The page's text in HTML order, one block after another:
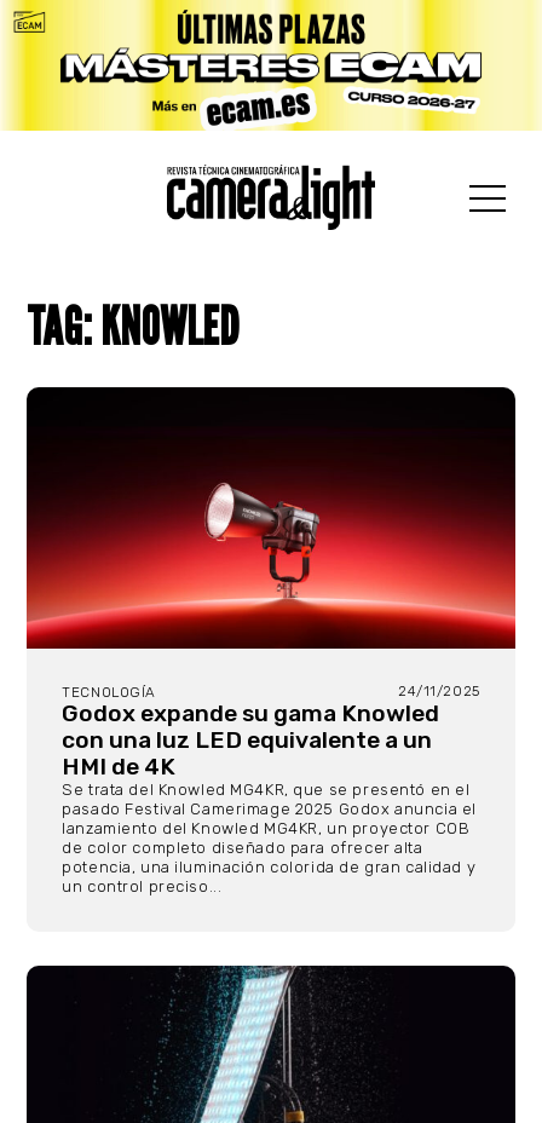
TAG: KNOWLED
TECNOLOGÍA 24/11/2025
Godox expande su gama Knowled
con una luz LED equivalente a un
HMI de 4K
Se trata del Knowled MG4KR, que se presentó en el
pasado Festival Camerimage 2025 Godox anuncia el
lanzamiento del Knowled MG4KR, un proyector COB
de color completo diseñado para ofrecer alta
potencia, una iluminación colorida de gran calidad y
un control preciso...